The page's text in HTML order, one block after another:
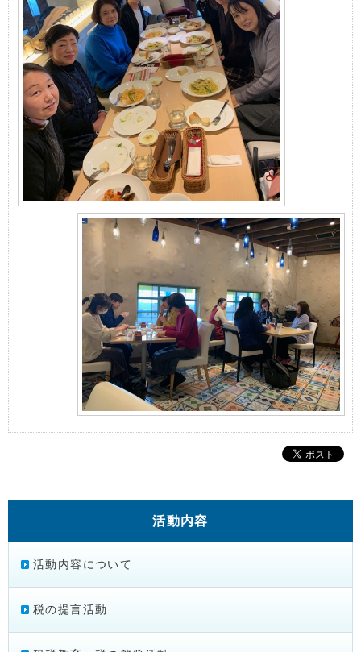
活動内容
活動内容について
税の提言活動